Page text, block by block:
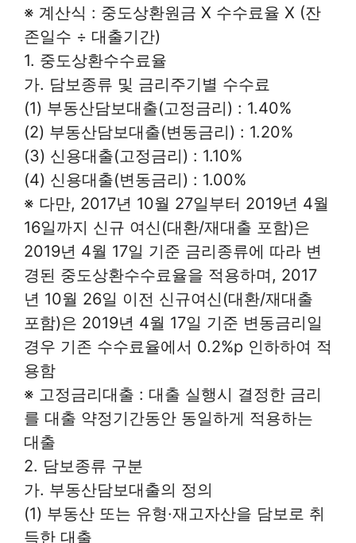
※ 계산식 : 중도상환원금 X 수수료율 X (잔
존일수 ÷ 대출기간)
1. 중도상환수수료율
가. 담보종류 및 금리주기별 수수료
(1) 부동산담보대출(고정금리) : 1.40%
(2) 부동산담보대출(변동금리) : 1.20%
(3) 신용대출(고정금리) : 1.10%
(4) 신용대출(변동금리) : 1.00%
※ 다만, 2017년 10월 27일부터 2019년 4월
16일까지 신규 여신(대환/재대출 포함)은
2019년 4월 17일 기준 금리종류에 따라 변
경된 중도상환수수료율을 적용하며, 2017
년 10월 26일 이전 신규여신(대환/재대출
포함)은 2019년 4월 17일 기준 변동금리일
경우 기존 수수료율에서 0.2%p 인하하여 적
용함
※ 고정금리대출 : 대출 실행시 결정한 금리
를 대출 약정기간동안 동일하게 적용하는
대출
2. 담보종류 구분
가. 부동산담보대출의 정의
(1) 부동산 또는 유형·재고자산을 담보로 취
득한 대출